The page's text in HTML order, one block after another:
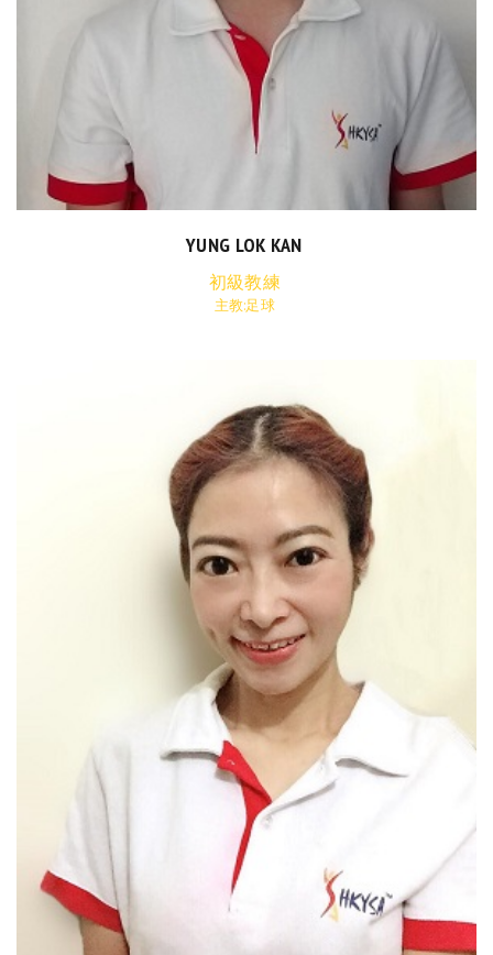
YUNG LOK KAN
初級教練
主教:足球